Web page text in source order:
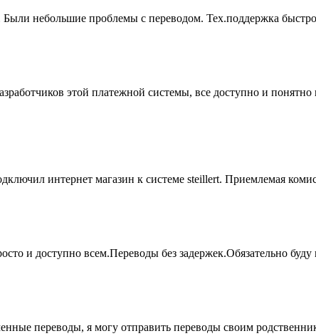
небольшие проблемы с переводом. Тех.поддержка быстро
этой платежной системы, все доступно и
интернет магазин к системе steillert. Приемлемая
и доступно всем.Переводы без задержек.Обязательно
переводы, я могу отправить переводы своим